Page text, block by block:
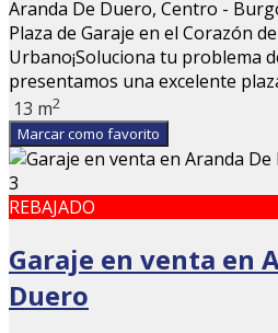
Aranda De Duero, Centro -
Plaza de Garaje en el Corazón
Urbano¡Soluciona tu problema
presentamos una excelente
13 m2
Marcar como favorito
3
REBAJADO
Garaje en venta en
Duero